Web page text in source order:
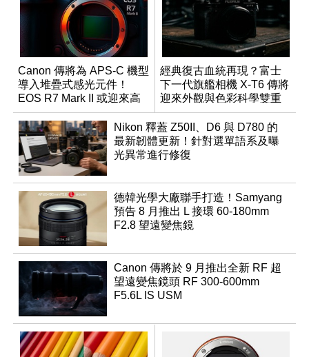
Canon 傳將為 APS-C 機型
導入堆疊式感光元件！
EOS R7 Mark II 或迎來高
速讀出升級
經典復古血統再現？富士
下一代旗艦相機 X-T6 傳將
迎來外觀與色彩科學雙重
優化
Nikon 釋蓋 Z50II、D6 與 D780 的
最新韌體更新！針對選單語系及曝
光異常進行修復
德韓光學大廠聯手打造！Samyang
預告 8 月推出 L 接環 60-180mm
F2.8 望遠變焦鏡
Canon 傳將於 9 月推出全新 RF 超
望遠變焦鏡頭 RF 300-600mm
F5.6L IS USM